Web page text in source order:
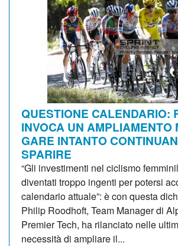
QUESTIONE CALENDARIO:
INVOCA UN AMPLIAMENTO
GARE INTANTO
SPARIRE
“Gli investimenti nel ciclismo
diventati troppo ingenti per potersi
calendario attuale”: è con questa
Philip Roodhoft, Team Manager di
Premier Tech, ha rilanciato nelle
necessità di ampliare il...